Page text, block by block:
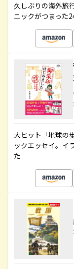
久しぶりの海外旅
ニックがつまった
大ヒット「地球の
ックエッセイ。イ
た